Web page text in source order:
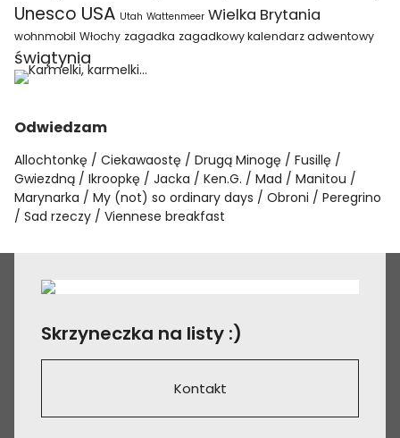
Unesco USA Utah Wattenmeer Wielka Brytania
wohnmobil Włochy zagadka zagadkowy kalendarz adwentowy
świątynia
Odwiedzam
Allochtonkę Ciekawaostę Drugą Minogę
Fusillę
Gwiezdną
Ikroopkę Jacka Ken.G. Mad
Manitou
Marynarka
My (not) so ordinary days Obroni
Peregrino
Sad rzeczy
Viennese breakfast
Skrzyneczka na listy :)
Kontakt